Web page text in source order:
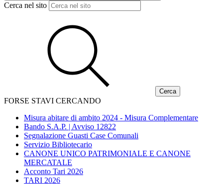
Cerca nel sito
FORSE STAVI CERCANDO
Misura abitare di ambito 2024 - Misura Complementare
Bando S.A.P. | Avviso 12822
Segnalazione Guasti Case Comunali
Servizio Bibliotecario
CANONE UNICO PATRIMONIALE E CANONE
MERCATALE
Acconto Tari 2026
TARI 2026